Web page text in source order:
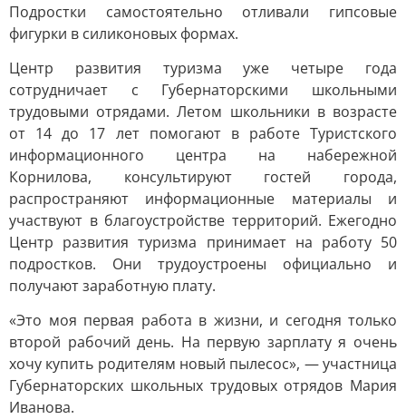
Подростки самостоятельно отливали гипсовые
фигурки в силиконовых формах.
Центр развития туризма уже четыре года
сотрудничает с Губернаторскими школьными
трудовыми отрядами. Летом школьники в возрасте
от 14 до 17 лет помогают в работе Туристского
информационного центра на набережной
Корнилова, консультируют гостей города,
распространяют информационные материалы и
участвуют в благоустройстве территорий. Ежегодно
Центр развития туризма принимает на работу 50
подростков. Они трудоустроены официально и
получают заработную плату.
«Это моя первая работа в жизни, и сегодня только
второй рабочий день. На первую зарплату я очень
хочу купить родителям новый пылесос», — участница
Губернаторских школьных трудовых отрядов Мария
Иванова.